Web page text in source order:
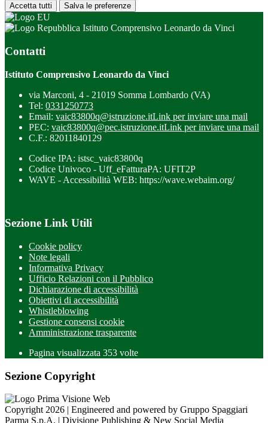
Accetta tutti Salva le preferenze
Istituto Comprensivo Leonardo da Vinci
Contatti
Istituto Comprensivo Leonardo da Vinci
via Marconi, 4 - 21019 Somma Lombardo (VA)
Tel: 0331250773
Email: vaic83800q@istruzione.itLink per inviare una mail
PEC: vaic83800q@pec.istruzione.itLink per inviare una mail
C.F.: 82011840129
Codice IPA: istsc_vaic83800q
Codice Univoco - Uff_eFatturaPA: UFIT2P
WAVE - Accessibilità WEB: https://wave.webaim.org/
Sezione Link Utili
Cookie policy
Note legali
Informativa Privacy
Ufficio Relazioni con il Pubblico
Dichiarazione di accessibilità
Obiettivi di accessibilità
Whistleblowing
Gestione consensi cookie
Amministrazione trasparente
Pagina visualizzata 353 volte
Sezione Copyright
Copyright 2026 | Engineered and powered by Gruppo Spaggiari
Parma S.p.A. | Divisione Publishing & New Social Media